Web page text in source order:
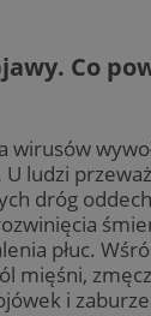
Co
wirusów
ludzi
dróg
płuc.
mięśni,
i